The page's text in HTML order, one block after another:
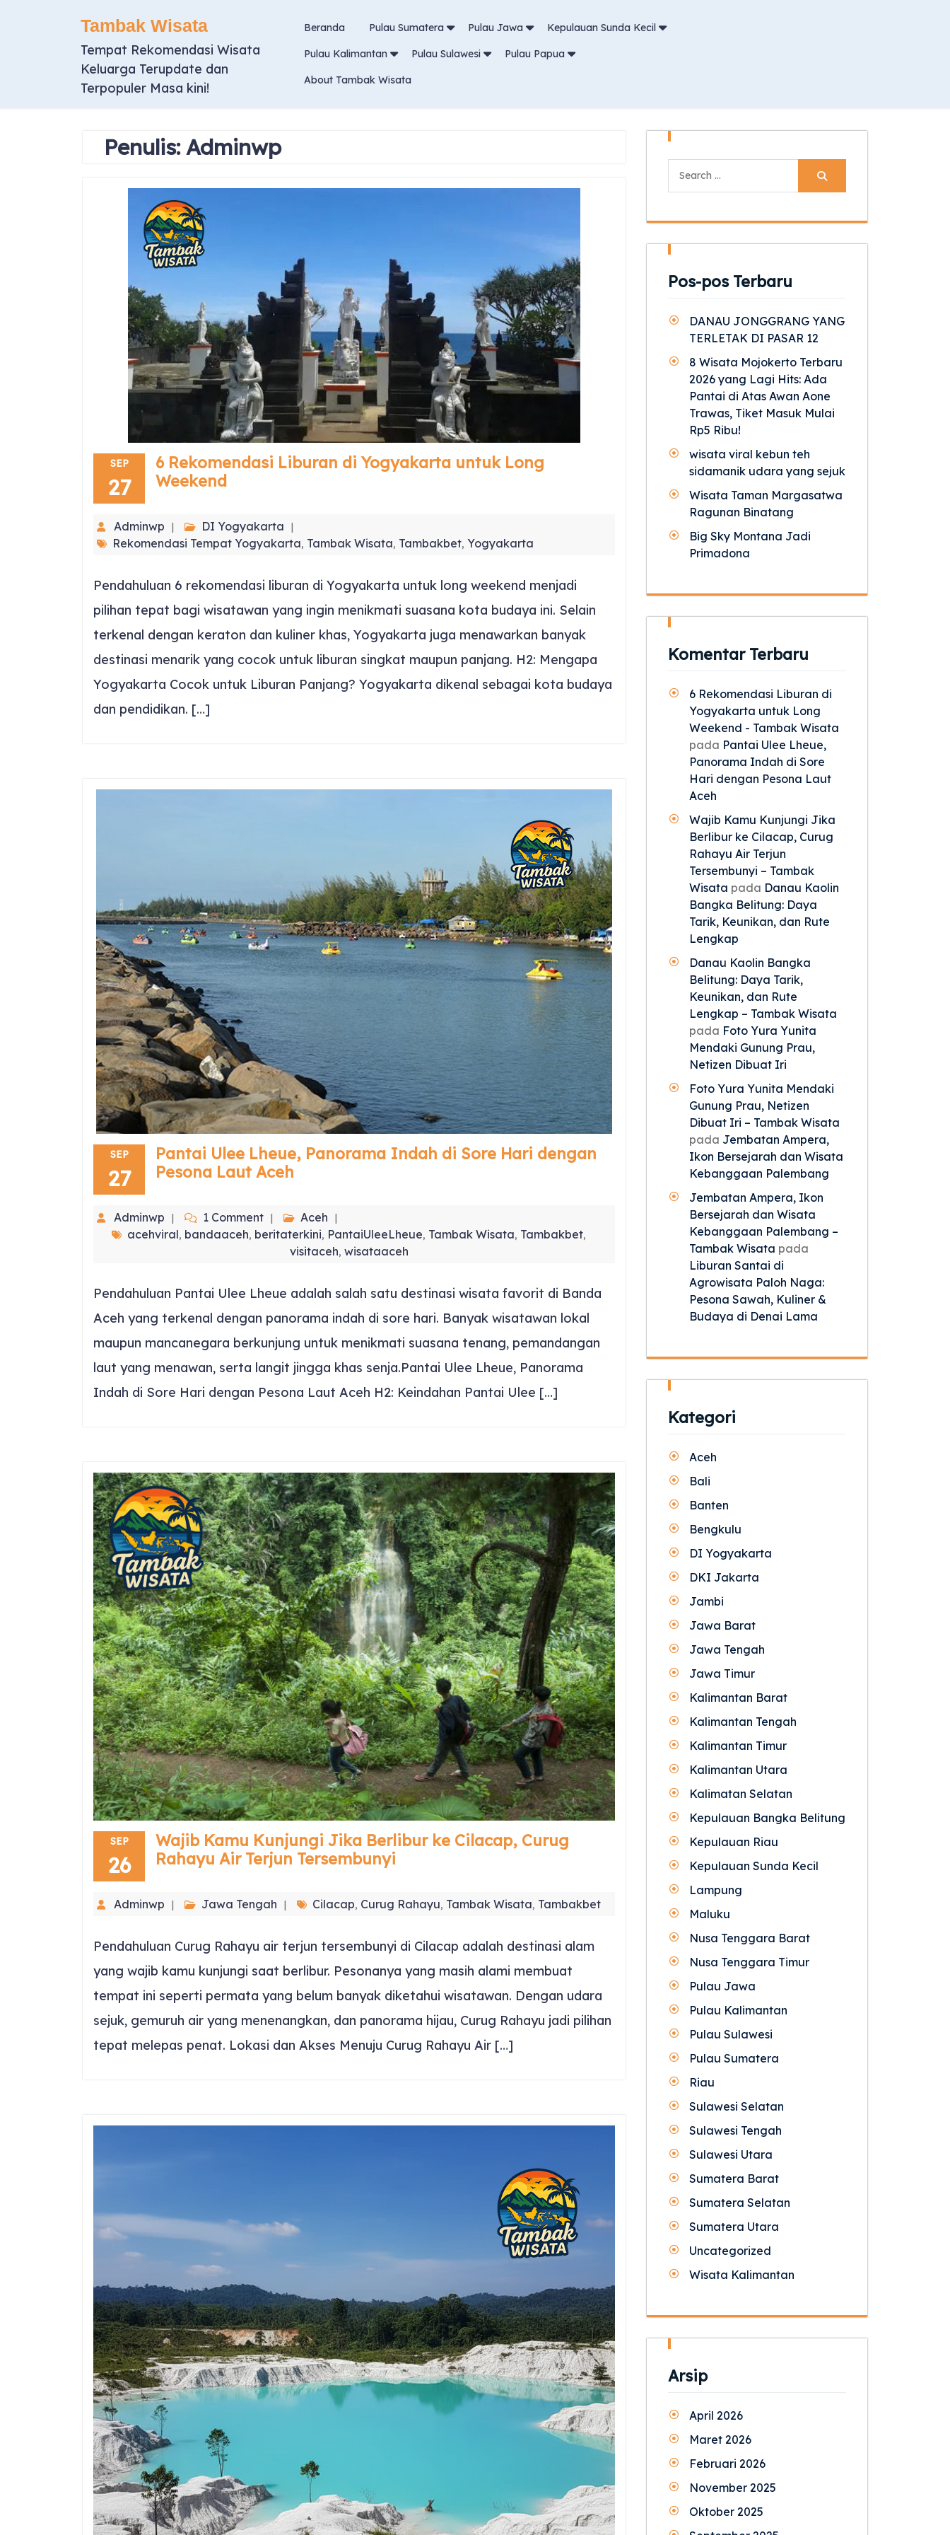
Tambak Wisata
Tempat Rekomendasi Wisata
Keluarga Terupdate dan
Terpopuler Masa kini!
Beranda Pulau Sumatera Pulau Jawa Kepulauan Sunda Kecil
Pulau Kalimantan Pulau Sulawesi Pulau Papua
About Tambak Wisata
Penulis:Adminwp
SEP
27
6 Rekomendasi Liburan di Yogyakarta untuk Long
Weekend
Adminwp
DI Yogyakarta
Rekomendasi Tempat Yogyakarta, Tambak Wisata, Tambakbet, Yogyakarta
Pendahuluan 6 rekomendasi liburan di Yogyakarta untuk long weekend menjadi
pilihan tepat bagi wisatawan yang ingin menikmati suasana kota budaya ini. Selain
terkenal dengan keraton dan kuliner khas, Yogyakarta juga menawarkan banyak
destinasi menarik yang cocok untuk liburan singkat maupun panjang. H2: Mengapa
Yogyakarta Cocok untuk Liburan Panjang? Yogyakarta dikenal sebagai kota budaya
dan pendidikan. […]
SEP
27
Pantai Ulee Lheue, Panorama Indah di Sore Hari dengan
Pesona Laut Aceh
Adminwp 1 Comment
Aceh
acehviral, bandaaceh, beritaterkini, PantaiUleeLheue, Tambak Wisata, Tambakbet,
visitaceh, wisataaceh
Pendahuluan Pantai Ulee Lheue adalah salah satu destinasi wisata favorit di Banda
Aceh yang terkenal dengan panorama indah di sore hari. Banyak wisatawan lokal
maupun mancanegara berkunjung untuk menikmati suasana tenang, pemandangan
laut yang menawan, serta langit jingga khas senja.Pantai Ulee Lheue, Panorama
Indah di Sore Hari dengan Pesona Laut Aceh H2: Keindahan Pantai Ulee […]
SEP
26
Wajib Kamu Kunjungi Jika Berlibur ke Cilacap, Curug
Rahayu Air Terjun Tersembunyi
Adminwp Jawa Tengah Cilacap, Curug Rahayu, Tambak Wisata, Tambakbet
Pendahuluan Curug Rahayu air terjun tersembunyi di Cilacap adalah destinasi alam
yang wajib kamu kunjungi saat berlibur. Pesonanya yang masih alami membuat
tempat ini seperti permata yang belum banyak diketahui wisatawan. Dengan udara
sejuk, gemuruh air yang menenangkan, dan panorama hijau, Curug Rahayu jadi pilihan
tepat melepas penat. Lokasi dan Akses Menuju Curug Rahayu Air […]
Pos-pos Terbaru
DANAU JONGGRANG YANG
TERLETAK DI PASAR 12
8 Wisata Mojokerto Terbaru
2026 yang Lagi Hits: Ada
Pantai di Atas Awan Aone
Trawas, Tiket Masuk Mulai
Rp5 Ribu!
wisata viral kebun teh
sidamanik udara yang sejuk
Wisata Taman Margasatwa
Ragunan Binatang
Big Sky Montana Jadi
Primadona
Komentar Terbaru
6 Rekomendasi Liburan di
Yogyakarta untuk Long
Weekend - Tambak Wisata
pada Pantai Ulee Lheue,
Panorama Indah di Sore
Hari dengan Pesona Laut
Aceh
Wajib Kamu Kunjungi Jika
Berlibur ke Cilacap, Curug
Rahayu Air Terjun
Tersembunyi – Tambak
Wisata pada Danau Kaolin
Bangka Belitung: Daya
Tarik, Keunikan, dan Rute
Lengkap
Danau Kaolin Bangka
Belitung: Daya Tarik,
Keunikan, dan Rute
Lengkap – Tambak Wisata
pada Foto Yura Yunita
Mendaki Gunung Prau,
Netizen Dibuat Iri
Foto Yura Yunita Mendaki
Gunung Prau, Netizen
Dibuat Iri – Tambak Wisata
pada Jembatan Ampera,
Ikon Bersejarah dan Wisata
Kebanggaan Palembang
Jembatan Ampera, Ikon
Bersejarah dan Wisata
Kebanggaan Palembang –
Tambak Wisata pada
Liburan Santai di
Agrowisata Paloh Naga:
Pesona Sawah, Kuliner &
Budaya di Denai Lama
Kategori
Aceh
Bali
Banten
Bengkulu
DI Yogyakarta
DKI Jakarta
Jambi
Jawa Barat
Jawa Tengah
Jawa Timur
Kalimantan Barat
Kalimantan Tengah
Kalimantan Timur
Kalimantan Utara
Kalimatan Selatan
Kepulauan Bangka Belitung
Kepulauan Riau
Kepulauan Sunda Kecil
Lampung
Maluku
Nusa Tenggara Barat
Nusa Tenggara Timur
Pulau Jawa
Pulau Kalimantan
Pulau Sulawesi
Pulau Sumatera
Riau
Sulawesi Selatan
Sulawesi Tengah
Sulawesi Utara
Sumatera Barat
Sumatera Selatan
Sumatera Utara
Uncategorized
Wisata Kalimantan
Arsip
April 2026
Maret 2026
Februari 2026
November 2025
Oktober 2025